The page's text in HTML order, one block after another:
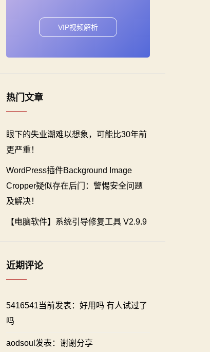
VIP视频解析
热门文章
眼下的失业潮难以想象，可能比30年前
更严重！
WordPress插件Background Image
Cropper疑似存在后门：警惕安全问题
及解决！
【电脑软件】系统引导修复工具 V2.9.9
近期评论
5416541当前发表：好用吗 有人试过了
吗
aodsoul发表：谢谢分享